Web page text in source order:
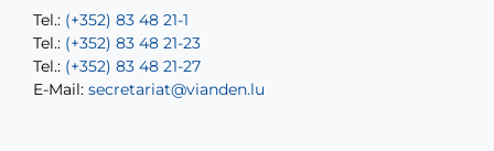
Tel.: (+352) 83 48 21-1
Tel.: (+352) 83 48 21-23
Tel.: (+352) 83 48 21-27
E-Mail: secretariat@vianden.lu
Tel.: (+352) 83 48 21-20
Tel.: (+352) 83 48 21-22
E-Mail:sofia.carvalho@vianden.lu
E-Mail: diane.storn@vianden.lu